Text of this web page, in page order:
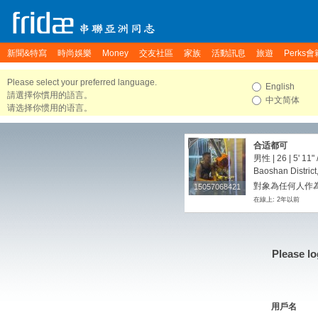
新聞&特寫 時尚娛樂 Money 交友社區 家族 活動訊息 旅遊 Perks會
Please select your preferred language.
請選擇你慣用的語言。
请选择你惯用的语言。
English
中文简体
15057068421
15057068421
合适都可
男性 | 26 | 5' 11"
Baoshan
對象為任何人作
在線上: 2年以前
Please
用戶名